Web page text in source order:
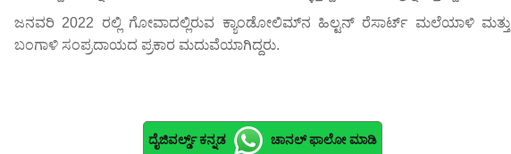
ಜನವರಿ 2022 ರಲ್ಲಿ ಗೋವಾದಲ್ಲಿರುವ ಕ್ಯಾಂಡೋಲಿಮ್‌ನ ಹಿಲ್ಟನ್ ರೆಸಾರ್ಟ್‌ ಮಲೆಯಾಳಿ ಮತ್ತು
ಬಂಗಾಳಿ ಸಂಪ್ರದಾಯದ ಪ್ರಕಾರ ಮದುವೆಯಾಗಿದ್ದರು.
ದೈಜಿವರ್ಲ್ಡ್ ಕನ್ನಡ ಚಾನಲ್ ಫಾಲೋ ಮಾಡಿ